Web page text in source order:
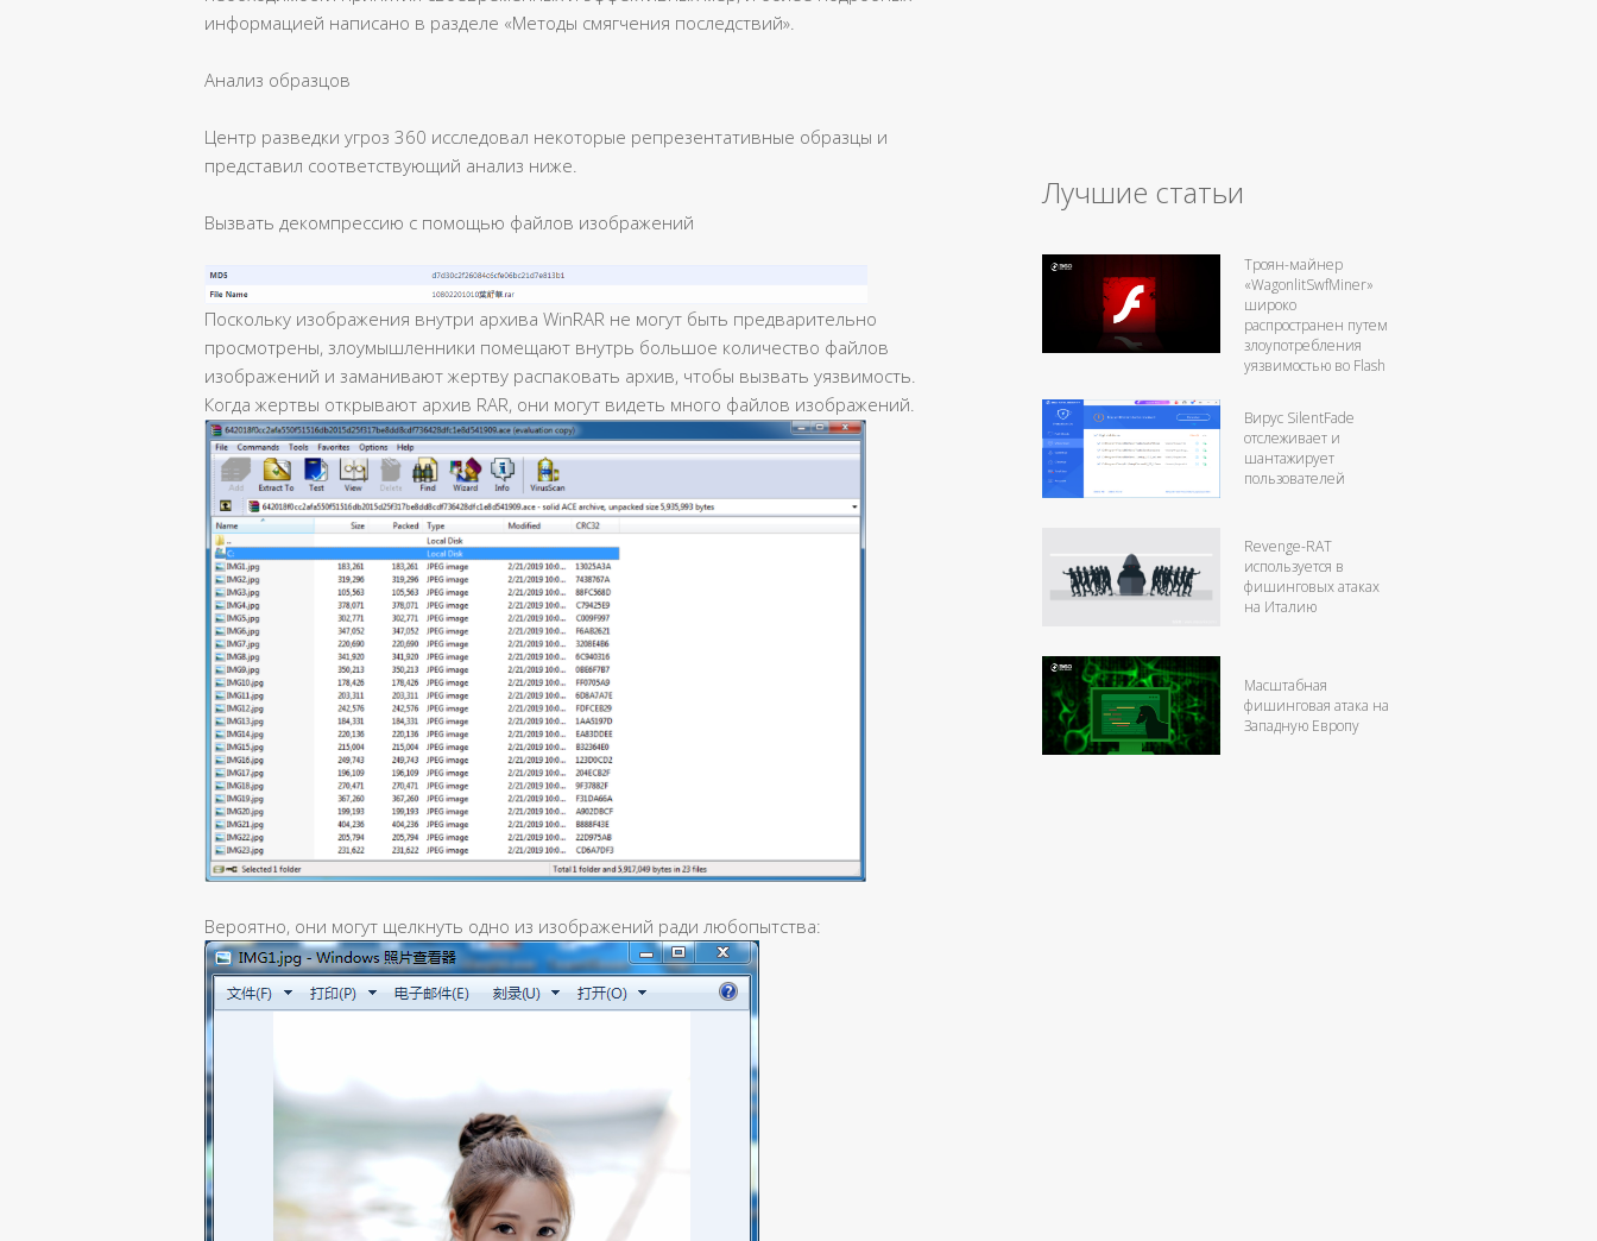
информацией написано в разделе «Методы смягчения последствий».
Анализ образцов
Центр разведки угроз 360 исследовал некоторые репрезентативные образцы и
представил соответствующий анализ ниже.
Вызвать декомпрессию с помощью файлов изображений
Поскольку изображения внутри архива WinRAR не могут быть предварительно
просмотрены, злоумышленники помещают внутрь большое количество файлов
изображений и заманивают жертву распаковать архив, чтобы вызвать уязвимость.
Когда жертвы открывают архив RAR, они могут видеть много файлов изображений.
Вероятно, они могут щелкнуть одно из изображений ради любопытства:
Лучшие статьи
Троян-майнер
«WagonlitSwfMiner»
широко
распространен путем
злоупотребления
уязвимостью во Flash
Вирус SilentFade
отслеживает и
шантажирует
пользователей
Revenge-RAT
используется в
фишинговых атаках
на Италию
Масштабная
фишинговая атака на
Западную Европу